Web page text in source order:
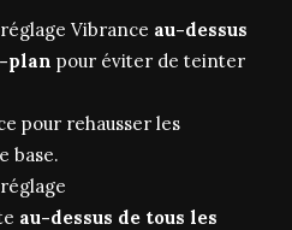
Vibrance au-dessus
plan pour éviter de teinter
pour rehausser les
base.
au-dessus de tous les